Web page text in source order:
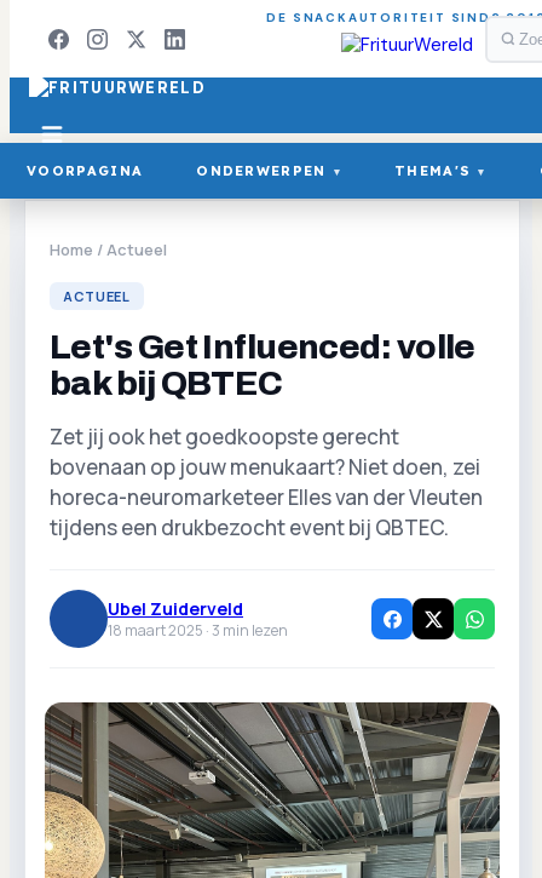
DE SNACKAUTORITEIT SINDS
VOORPAGINA ONDERWERPEN ▾ THEMA'S ▾
Home /Actueel
ACTUEEL
Let's Get Influenced: volle
bak bij QBTEC
Zet jij ook het goedkoopste gerecht
bovenaan op jouw menukaart? Niet doen, zei
horeca-neuromarketeer Elles van der Vleuten
tijdens een drukbezocht event bij QBTEC.
Ubel Zuiderveld
18 maart 2025 ·3 min lezen